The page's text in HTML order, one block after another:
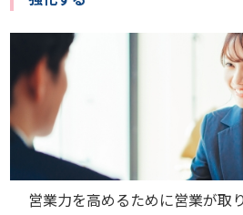
営業力を高めるために営業が取